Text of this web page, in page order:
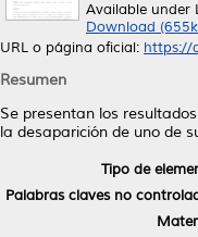
Available under
Download
URL o página oficial: https://
Resumen
Se presentan los
la desaparición de uno de
Tipo de
Palabras claves no